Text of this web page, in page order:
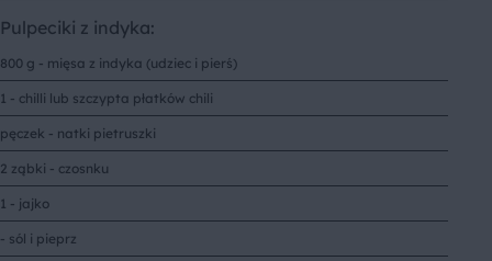
Pulpeciki z indyka:
800 g - mięsa z indyka (udziec i pierś)
1 - chilli lub szczypta płatków chili
pęczek - natki pietruszki
2 ząbki - czosnku
1 - jajko
- sól i pieprz